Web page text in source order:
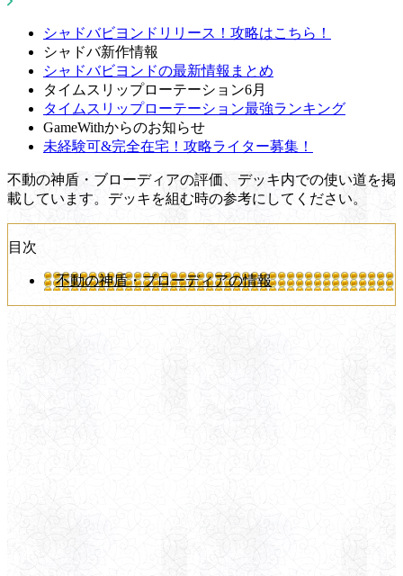
シャドバビヨンドリリース！攻略はこちら！
シャドバ新作情報
シャドバビヨンドの最新情報まとめ
タイムスリップローテーション6月
タイムスリップローテーション最強ランキング
GameWithからのお知らせ
未経験可&完全在宅！攻略ライター募集！
不動の神盾・ブローディアの評価、デッキ内での使い道を掲
載しています。デッキを組む時の参考にしてください。
目次
不動の神盾・ブローディアの情報